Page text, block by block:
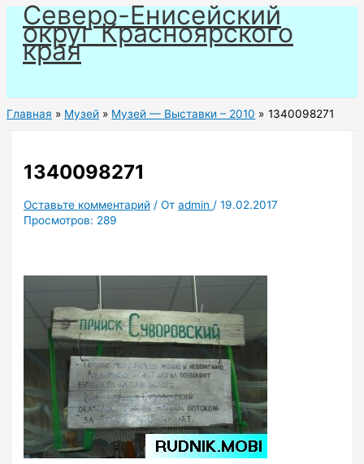
Перейти
содержимому
Северо-Енисейский
округ Красноярского
края
Главная Музей Музей — Выставки – 2010 1340098271
1340098271
Оставьте комментарий / Отadmin /19.02.2017
Просмотров: 289